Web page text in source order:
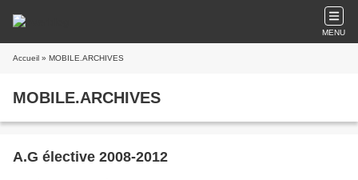
MENU
Accueil » MOBILE.ARCHIVES
MOBILE.ARCHIVES
A.G élective 2008-2012